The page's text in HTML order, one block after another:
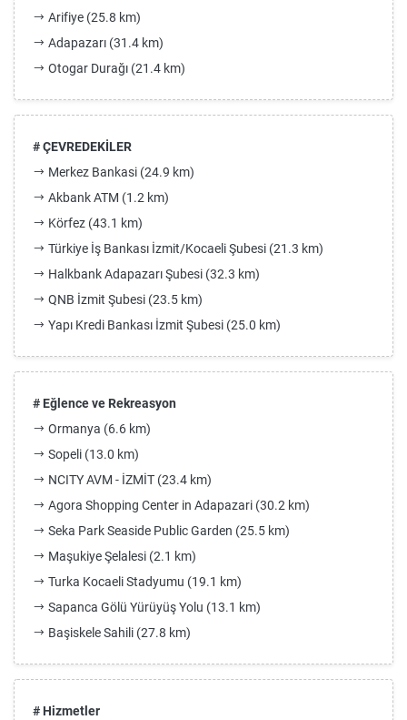
Arifiye (25.8 km)
Adapazarı (31.4 km)
Otogar Durağı (21.4 km)
# ÇEVREDEKİLER
Merkez Bankasi (24.9 km)
Akbank ATM (1.2 km)
Körfez (43.1 km)
Türkiye İş Bankası İzmit/Kocaeli Şubesi (21.3 km)
Halkbank Adapazarı Şubesi (32.3 km)
QNB İzmit Şubesi (23.5 km)
Yapı Kredi Bankası İzmit Şubesi (25.0 km)
# Eğlence ve Rekreasyon
Ormanya (6.6 km)
Sopeli (13.0 km)
NCITY AVM - İZMİT (23.4 km)
Agora Shopping Center in Adapazari (30.2 km)
Seka Park Seaside Public Garden (25.5 km)
Maşukiye Şelalesi (2.1 km)
Turka Kocaeli Stadyumu (19.1 km)
Sapanca Gölü Yürüyüş Yolu (13.1 km)
Başiskele Sahili (27.8 km)
# Hizmetler